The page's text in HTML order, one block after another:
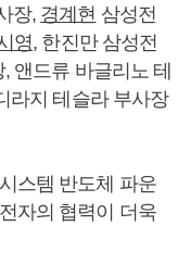
장, 경계현 삼성전
영, 한진만 삼성전
앤드류 바글리노 테
라지 테슬라 부사장
스템 반도체 파운
자의 협력이 더욱